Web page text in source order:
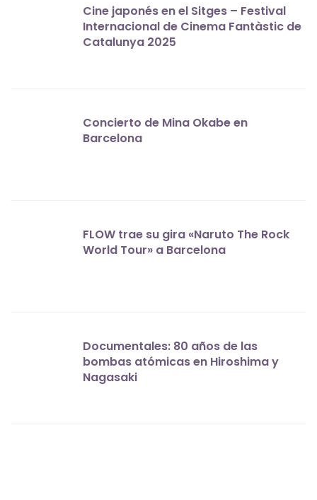
Cine japonés en el Sitges – Festival
Internacional de Cinema Fantàstic de
Catalunya 2025
Concierto de Mina Okabe en
Barcelona
FLOW trae su gira «Naruto The Rock
World Tour» a Barcelona
Documentales: 80 años de las
bombas atómicas en Hiroshima y
Nagasaki